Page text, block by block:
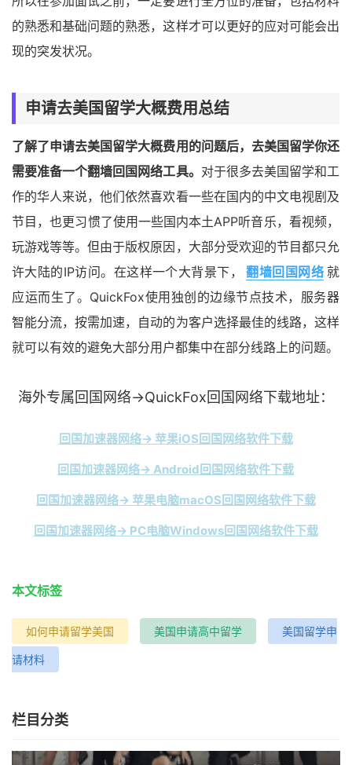
的熟悉和基础问题的熟悉，这样才可以更好的应对可能会出
现的突发状况。
申请去美国留学大概费用总结
了解了申请去美国留学大概费用的问题后，去美国留学你还
需要准备一个翻墙回国网络工具。 对于很多去美国留学和工
作的华人来说，他们依然喜欢看一些在国内的中文电视剧及
节目，也更习惯了使用一些国内本土APP听音乐，看视频，
玩游戏等等。但由于版权原因，大部分受欢迎的节目都只允
许大陆的IP访问。在这样一个大背景下，
翻墙回国网络 就
应运而生了。QuickFox使用独创的边缘节点技术，服务器
智能分流，按需加速，自动的为客户选择最佳的线路，这样
就可以有效的避免大部分用户都集中在部分线路上的问题。
海外专属回国网络→QuickFox回国网络下载地址：
回国加速器网络→ 苹果iOS回国网络软件下载
回国加速器网络→ Android回国网络软件下载
回国加速器网络→ 苹果电脑macOS回国网络软件下载
回国加速器网络→ PC电脑Windows回国网络软件下载
本文标签
如何申请留学美国 美国申请高中留学 美国留学申
请材料
栏目分类